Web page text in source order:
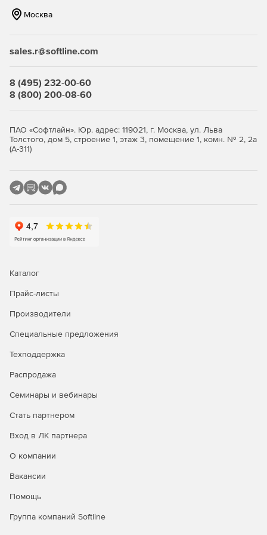
записей Google Drive, OneDrive, Box или Dropbox.
компьютерами для бесперебойной синхронизации
Совместимость с популярными форматами файлов -
Microsoft, OpenOffice, Apple iWork и сотнями других.
Знакомый и удобный интерфейс рабочего стола.
Premium преимущества включают:
Разблокировка более 50 дополнительных функций.
Использование Premium на 1 ПК с Windows.
Приоритетная поддержка.
Москва
sales.r@softline.com
8 (495) 232-00-60
8 (800) 200-08-60
ПАО «Софтлайн». Юр. адрес: 119021, г. Москва, ул. Льва
Толстого, дом 5, строение 1, этаж 3, помещение 1, комн. № 2, 2а
(А-311)
Каталог
Прайс-листы
Производители
Специальные предложения
Техподдержка
Распродажа
Семинары и вебинары
Стать партнером
Вход в ЛК партнера
О компании
Вакансии
Помощь
Группа компаний Softline